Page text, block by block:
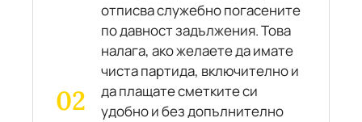
отписва служебно погасените
по давност задължения. Това
налага, ако желаете да имате
чиста партида, включително и
да плащате сметките си
удобно и без допълнително